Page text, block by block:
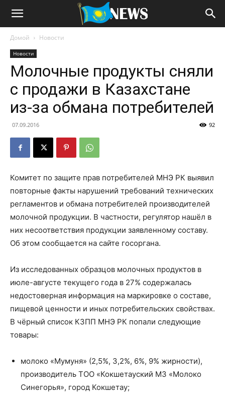
Домой Новости
Новости
Молочные продукты сняли
с продажи в Казахстане
из-за обмана потребителей
07.09.2016 92
Комитет по защите прав потребителей МНЭ РК выявил
повторные факты нарушений требований технических
регламентов и обмана потребителей производителей
молочной продукции. В частности, регулятор нашёл в
них несоответствия продукции заявленному составу.
Об этом сообщается на сайте госоргана.
Из исследованных образцов молочных продуктов в
июле-августе текущего года в 27% содержалась
недостоверная информация на маркировке о составе,
пищевой ценности и иных потребительских свойствах.
В чёрный список КЗПП МНЭ РК попали следующие
товары:
молоко «Мумуня» (2,5%, 3,2%, 6%, 9% жирности),
производитель ТОО «Кокшетауский МЗ «Молоко
Синегорья», город Кокшетау;